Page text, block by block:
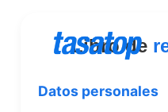
Libro de
Datos personales